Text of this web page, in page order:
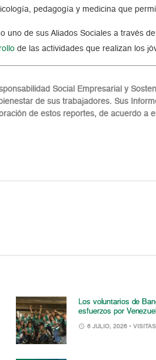
pedagogía y medicina que
uno de sus Aliados Sociales a través
de las actividades que realizan los
Social Empresarial y
de sus trabajadores. Sus
de estos reportes, de acuerdo
Los voluntarios de
esfuerzos por
6 JULIO, 2026 •